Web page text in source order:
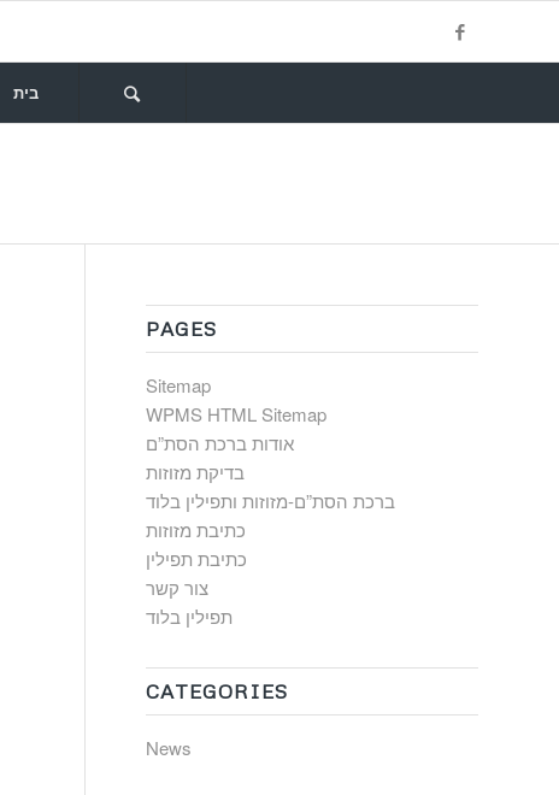
בית
PAGES
Sitemap
WPMS HTML Sitemap
אודות ברכת הסת”ם
בדיקת מזוזות
ברכת הסת”ם-מזוזות ותפילין בלוד
כתיבת מזוזות
כתיבת תפילין
צור קשר
תפילין בלוד
CATEGORIES
News